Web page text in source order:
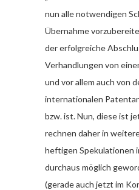
nun alle notwendigen
Übernahme
der erfolgreiche
Verhandlungen von
und vor allem auch von
internationalen
bzw. ist. Nun, diese ist
rechnen daher in
heftigen Spekulationen
durchaus möglich
(gerade auch jetzt im